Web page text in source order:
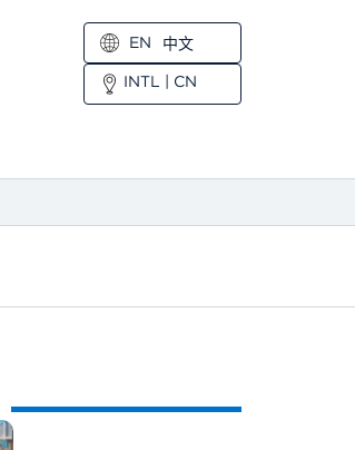
EN
中文
INTL | CN